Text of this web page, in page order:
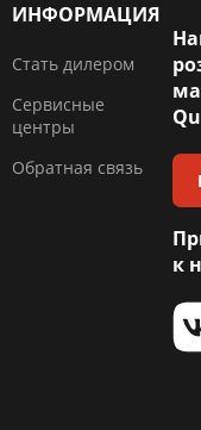
ИНФОРМАЦИЯ
Стать дилером
Сервисные
центры
Обратная связь
к